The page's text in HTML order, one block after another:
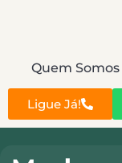
Quem Somos
Ligue Já!